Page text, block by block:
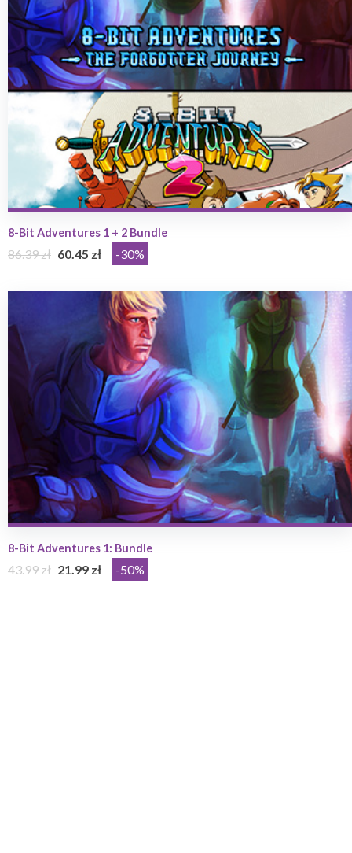
8-Bit Adventures 1 + 2 Bundle
86.39 zł 60.45 zł -30%
8-Bit Adventures 1: Bundle
43.99 zł 21.99 zł -50%